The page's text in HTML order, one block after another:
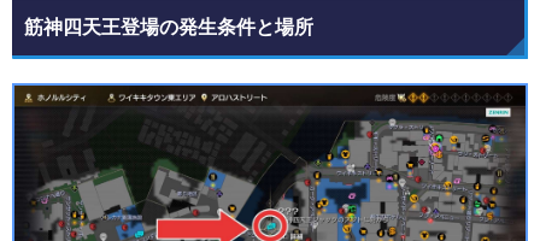
筋神四天王登場の発生条件と場所